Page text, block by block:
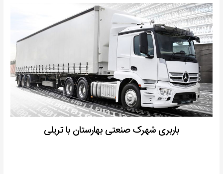
باربری شهرک صنعتی بهارستان با تریلی